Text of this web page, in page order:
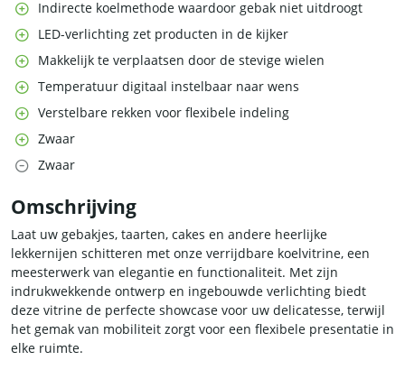
Indirecte koelmethode waardoor gebak niet uitdroogt
LED-verlichting zet producten in de kijker
Makkelijk te verplaatsen door de stevige wielen
Temperatuur digitaal instelbaar naar wens
Verstelbare rekken voor flexibele indeling
Zwaar
Zwaar
Omschrijving
Laat uw gebakjes, taarten, cakes en andere heerlijke
lekkernijen schitteren met onze verrijdbare koelvitrine, een
meesterwerk van elegantie en functionaliteit. Met zijn
indrukwekkende ontwerp en ingebouwde verlichting biedt
deze vitrine de perfecte showcase voor uw delicatesse, terwijl
het gemak van mobiliteit zorgt voor een flexibele presentatie in
elke ruimte.